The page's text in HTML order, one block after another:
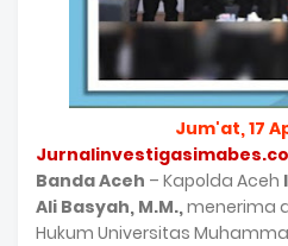
Jum'at, 17
Banda Aceh – Kapolda Aceh
Ali Basyah, M.M.,menerima
Hukum Universitas